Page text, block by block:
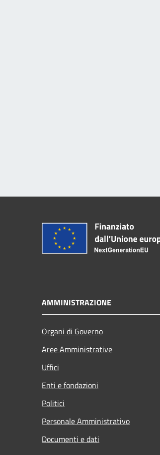
AMMINISTRAZIONE
Organi di Governo
Aree Amministrative
Uffici
Enti e fondazioni
Politici
Personale Amministrativo
Documenti e dati